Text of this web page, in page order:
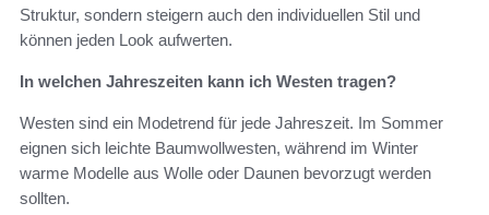
Struktur, sondern steigern auch den individuellen Stil und
können jeden Look aufwerten.
In welchen Jahreszeiten kann ich Westen tragen?
Westen sind ein Modetrend für jede Jahreszeit. Im Sommer
eignen sich leichte Baumwollwesten, während im Winter
warme Modelle aus Wolle oder Daunen bevorzugt werden
sollten.